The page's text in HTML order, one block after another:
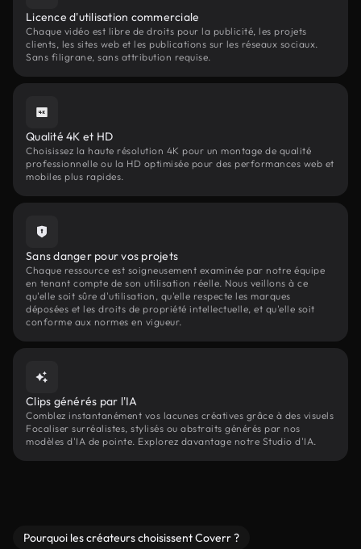
Licence d'utilisation commerciale
Chaque vidéo est libre de droits pour la publicité, les projets
clients, les sites web et les publications sur les réseaux sociaux.
Sans filigrane, sans attribution requise.
Qualité 4K et HD
Choisissez la haute résolution 4K pour un montage de qualité
professionnelle ou la HD optimisée pour des performances web et
mobiles plus rapides.
Sans danger pour vos projets
Chaque ressource est soigneusement examinée par notre équipe
en tenant compte de son utilisation réelle. Nous veillons à ce
qu'elle soit sûre d'utilisation, qu'elle respecte les marques
déposées et les droits de propriété intellectuelle, et qu'elle soit
conforme aux normes en vigueur.
Clips générés par l'IA
Comblez instantanément vos lacunes créatives grâce à des visuels
Focaliser surréalistes, stylisés ou abstraits générés par nos
modèles d'IA de pointe. Explorez davantage notre Studio d'IA.
Pourquoi les créateurs choisissent Coverr ?